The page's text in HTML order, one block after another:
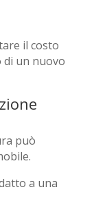
il costo
di un nuovo
può
a una